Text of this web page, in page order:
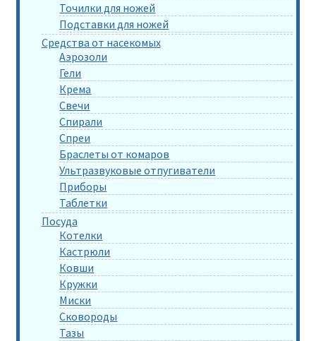
Точилки для ножей
Подставки для ножей
Средства от насекомых
Аэрозоли
Гели
Крема
Свечи
Спирали
Спреи
Браслеты от комаров
Ультразвуковые отпугиватели
Приборы
Таблетки
Посуда
Котелки
Кастрюли
Ковши
Кружки
Миски
Сковороды
Тазы